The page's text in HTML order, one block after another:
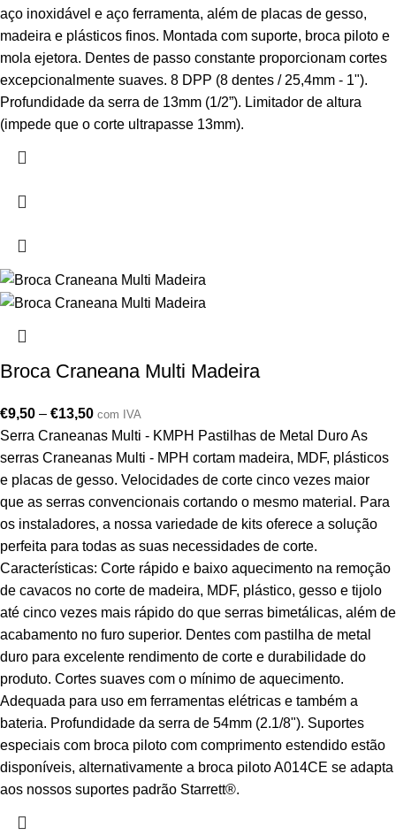
aço inoxidável e aço ferramenta, além de placas de gesso,
madeira e plásticos finos. Montada com suporte, broca piloto e
mola ejetora. Dentes de passo constante proporcionam cortes
excepcionalmente suaves. 8 DPP (8 dentes / 25,4mm - 1").
Profundidade da serra de 13mm (1/2”). Limitador de altura
(impede que o corte ultrapasse 13mm).
Broca Craneana Multi Madeira
€9,50 – €13,50 com IVA
Serra Craneanas Multi - KMPH Pastilhas de Metal Duro As
serras Craneanas Multi - MPH cortam madeira, MDF, plásticos
e placas de gesso. Velocidades de corte cinco vezes maior
que as serras convencionais cortando o mesmo material. Para
os instaladores, a nossa variedade de kits oferece a solução
perfeita para todas as suas necessidades de corte.
Características: Corte rápido e baixo aquecimento na remoção
de cavacos no corte de madeira, MDF, plástico, gesso e tijolo
até cinco vezes mais rápido do que serras bimetálicas, além de
acabamento no furo superior. Dentes com pastilha de metal
duro para excelente rendimento de corte e durabilidade do
produto. Cortes suaves com o mínimo de aquecimento.
Adequada para uso em ferramentas elétricas e também a
bateria. Profundidade da serra de 54mm (2.1/8"). Suportes
especiais com broca piloto com comprimento estendido estão
disponíveis, alternativamente a broca piloto A014CE se adapta
aos nossos suportes padrão Starrett®.